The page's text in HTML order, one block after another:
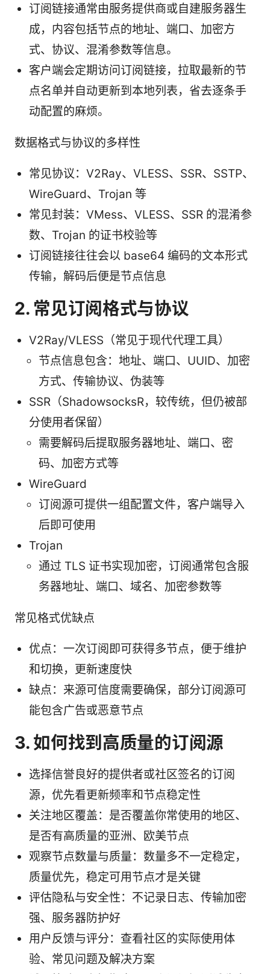
订阅链接通常由服务提供商或自建服务器生
成，内容包括节点的地址、端口、加密方
式、协议、混淆参数等信息。
客户端会定期访问订阅链接，拉取最新的节
点名单并自动更新到本地列表，省去逐条手
动配置的麻烦。
数据格式与协议的多样性
常见协议：V2Ray、VLESS、SSR、SSTP、
WireGuard、Trojan 等
常见封装：VMess、VLESS、SSR 的混淆参
数、Trojan 的证书校验等
订阅链接往往会以 base64 编码的文本形式
传输，解码后便是节点信息
2. 常见订阅格式与协议
V2Ray/VLESS（常见于现代代理工具）
节点信息包含：地址、端口、UUID、加密
方式、传输协议、伪装等
SSR（ShadowsocksR，较传统，但仍被部
分使用者保留）
需要解码后提取服务器地址、端口、密
码、加密方式等
WireGuard
订阅源可提供一组配置文件，客户端导入
后即可使用
Trojan
通过 TLS 证书实现加密，订阅通常包含服
务器地址、端口、域名、加密参数等
常见格式优缺点
优点：一次订阅即可获得多节点，便于维护
和切换，更新速度快
缺点：来源可信度需要确保，部分订阅源可
能包含广告或恶意节点
3. 如何找到高质量的订阅源
选择信誉良好的提供者或社区签名的订阅
源，优先看更新频率和节点稳定性
关注地区覆盖：是否覆盖你常使用的地区、
是否有高质量的亚洲、欧美节点
观察节点数量与质量：数量多不一定稳定，
质量优先，稳定可用节点才是关键
评估隐私与安全性：不记录日志、传输加密
强、服务器防护好
用户反馈与评分：查看社区的实际使用体
验、常见问题及解决方案